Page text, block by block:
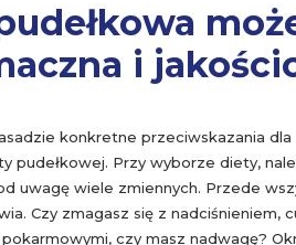
i
konkretne przeciwskazania dla
pudełkowej. Przy wyborze diety,
uwagę wiele zmiennych. Przede
Czy zmagasz się z nadciśnieniem,
czy masz nadwagę?